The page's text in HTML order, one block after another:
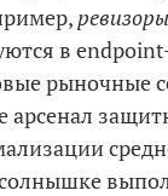
в
рыночные